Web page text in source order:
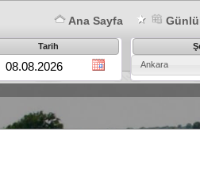
Ana Sayfa
Tarih
Ankara